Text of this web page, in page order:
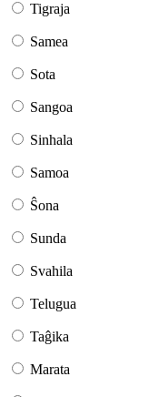
Tigraja
Samea
Sota
Sangoa
Sinhala
Samoa
Ŝona
Sunda
Svahila
Telugua
Taĝika
Marata